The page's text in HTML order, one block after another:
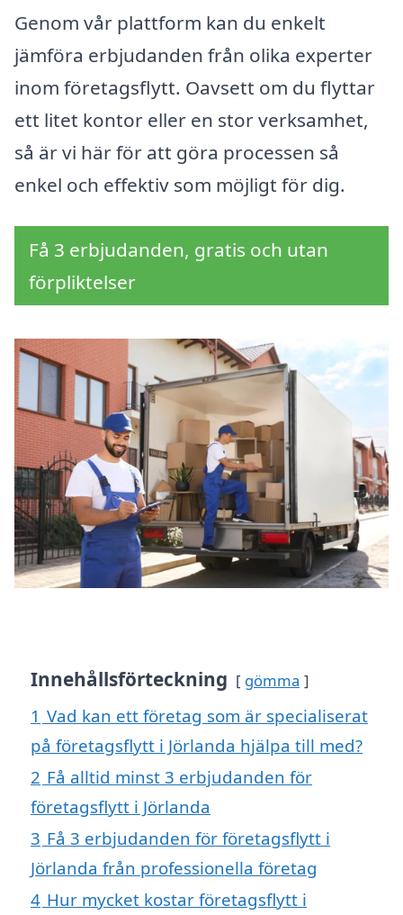
Genom vår plattform kan du enkelt
jämföra erbjudanden från olika experter
inom företagsflytt. Oavsett om du flyttar
ett litet kontor eller en stor verksamhet,
så är vi här för att göra processen så
enkel och effektiv som möjligt för dig.
Få 3 erbjudanden, gratis och utan
förpliktelser
Innehållsförteckning gömma
1 Vad kan ett företag som är specialiserat
på företagsflytt i Jörlanda hjälpa till med?
2 Få alltid minst 3 erbjudanden för
företagsflytt i Jörlanda
3 Få 3 erbjudanden för företagsflytt i
Jörlanda från professionella företag
4 Hur mycket kostar företagsflytt i